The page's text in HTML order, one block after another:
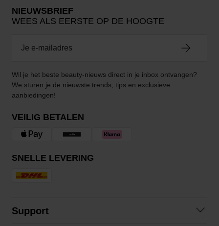
NIEUWSBRIEF
WEES ALS EERSTE OP DE HOOGTE
Wil je het beste beauty-nieuws direct in je inbox ontvangen?
We sturen je de nieuwste trends, tips en exclusieve
aanbiedingen!
VEILIG BETALEN
SNELLE LEVERING
Support